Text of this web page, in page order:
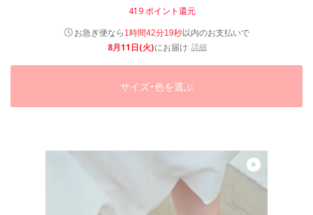
419ポイント還元
お急ぎ便なら 1時間42分18秒以内のお支払いで
8月11日(火)にお届け 詳細
サイズ・色を選ぶ